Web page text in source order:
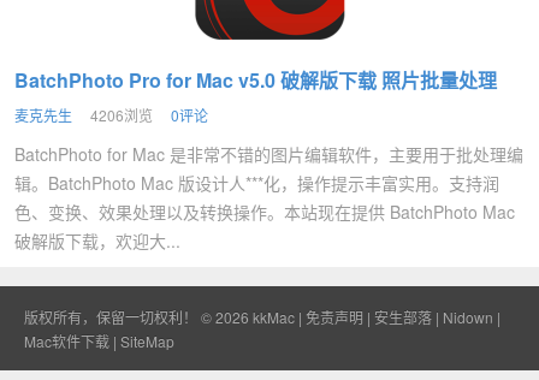
BatchPhoto Pro for Mac v5.0 破解版下载 照片批量处理
麦克先生 4206浏览 0评论
BatchPhoto for Mac 是非常不错的图片编辑软件，主要用于批处理编
辑。BatchPhoto Mac 版设计人***化，操作提示丰富实用。支持润
色、变换、效果处理以及转换操作。本站现在提供 BatchPhoto Mac
破解版下载，欢迎大...
版权所有，保留一切权利！ © 2026 kkMac | 免责声明 | 安生部落 | Nidown |
Mac软件下载 | SiteMap